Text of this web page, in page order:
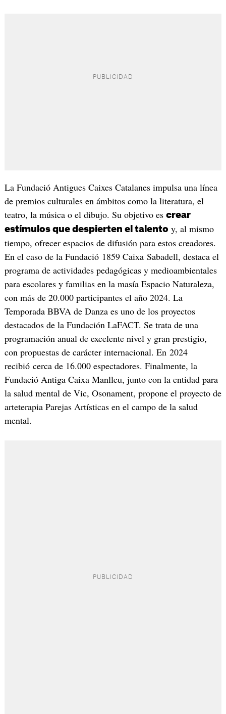
La Fundació Antigues Caixes Catalanes impulsa una línea
de premios culturales en ámbitos como la literatura, el
teatro, la música o el dibujo. Su objetivo es crear
estímulos que despierten el talento y, al mismo
tiempo, ofrecer espacios de difusión para estos creadores.
En el caso de la Fundació 1859 Caixa Sabadell, destaca el
programa de actividades pedagógicas y medioambientales
para escolares y familias en la masía Espacio Naturaleza,
con más de 20.000 participantes el año 2024. La
Temporada BBVA de Danza es uno de los proyectos
destacados de la Fundación LaFACT. Se trata de una
programación anual de excelente nivel y gran prestigio,
con propuestas de carácter internacional. En 2024
recibió cerca de 16.000 espectadores. Finalmente, la
Fundació Antiga Caixa Manlleu, junto con la entidad para
la salud mental de Vic, Osonament, propone el proyecto de
arteterapia Parejas Artísticas en el campo de la salud
mental.